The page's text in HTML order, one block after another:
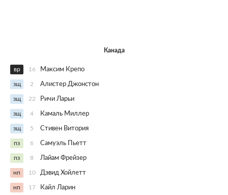
Канада
вр 16 Максим Крепо
зщ 2 Алистер Джонстон
зщ 22 Ричи Ларьи
зщ 4 Камаль Миллер
зщ 5 Стивен Витория
пз 6 Самуэль Пьетт
пз 8 Лайам Фрейзер
нп 10 Дэвид Хойлетт
нп 17 Кайл Ларин